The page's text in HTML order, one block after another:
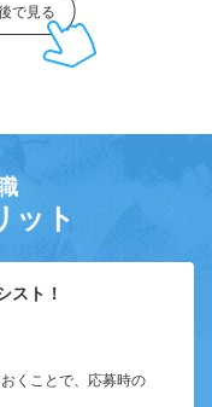
ット
スト！
くことで、応募時の